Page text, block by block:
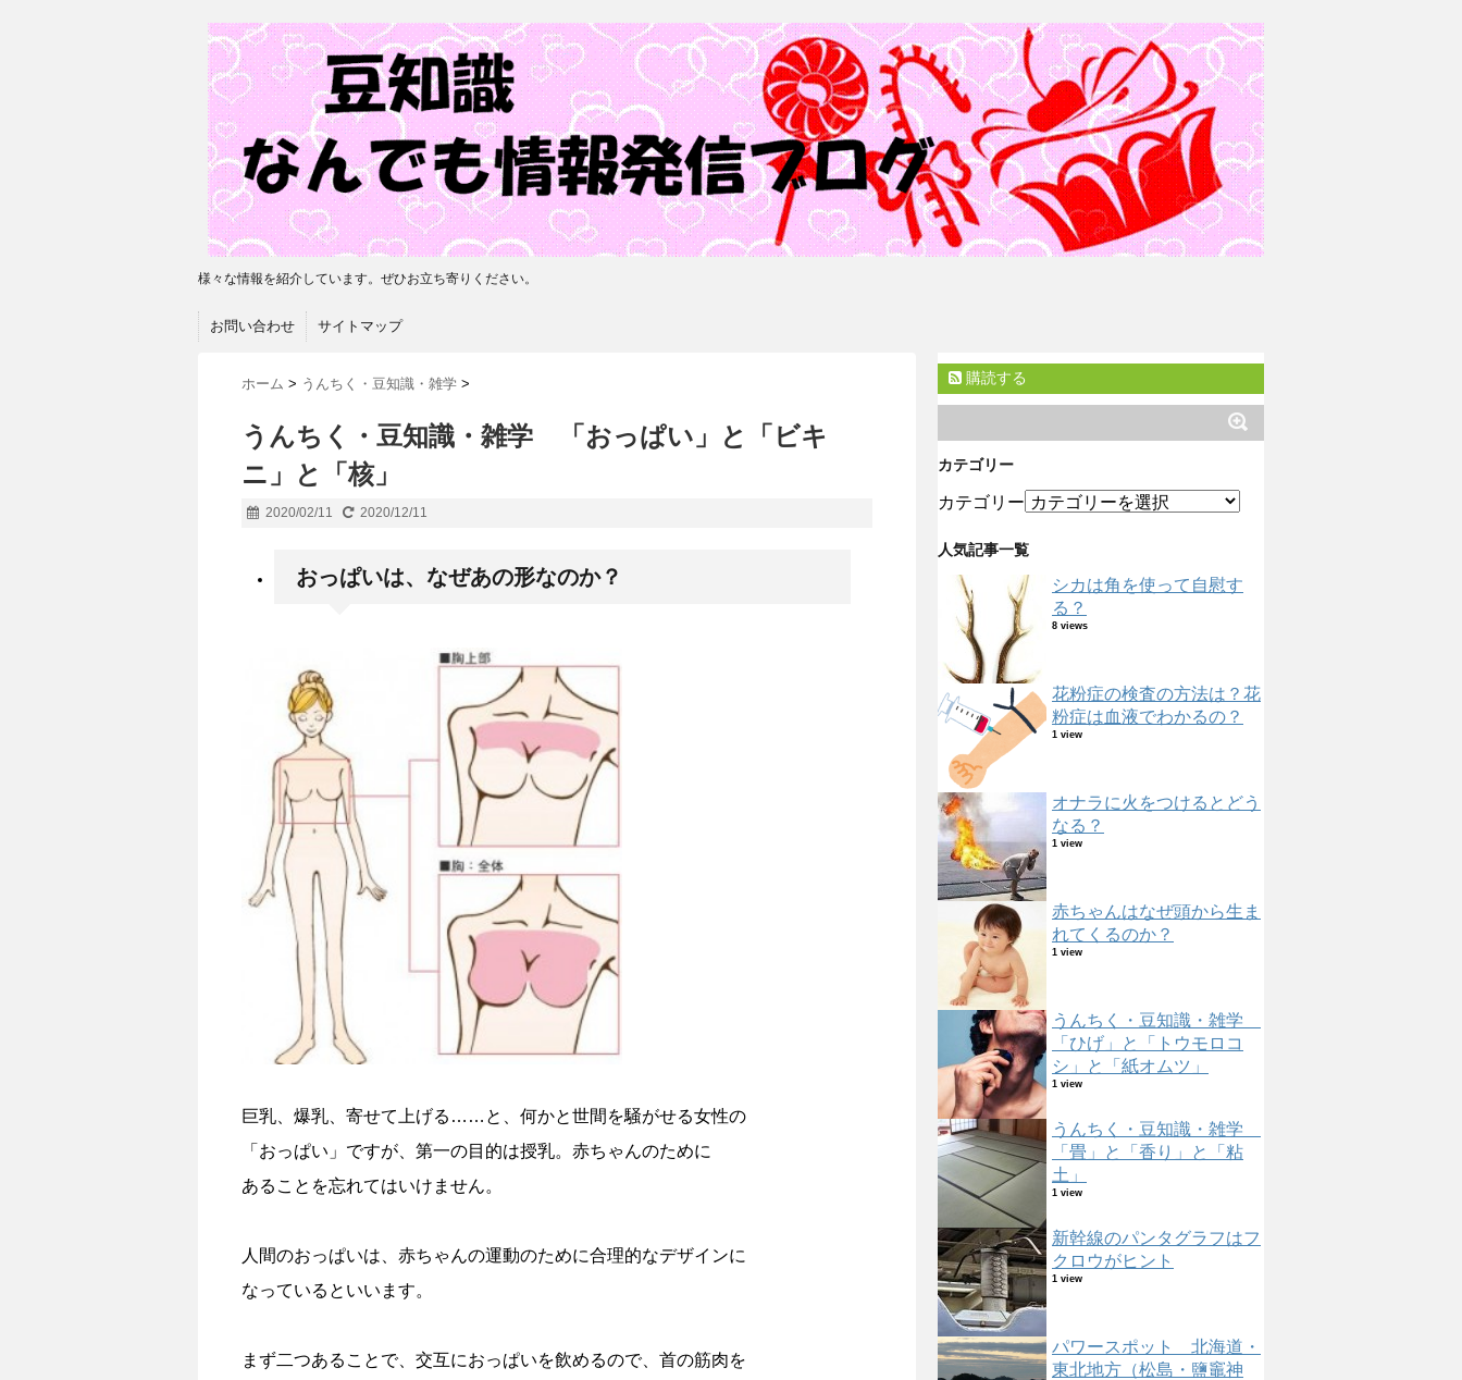
様々な情報を紹介しています。ぜひお立ち寄りください。
お問い合わせ サイトマップ
ホーム > うんちく・豆知識・雑学 >
うんちく・豆知識・雑学 「おっぱい」と「ビキ
ニ」と「核」
2020/02/11 2020/12/11
おっぱいは、なぜあの形なのか？
巨乳、爆乳、寄せて上げる……と、何かと世間を騒がせる女性の
「おっぱい」ですが、第一の目的は授乳。赤ちゃんのために
あることを忘れてはいけません。
人間のおっぱいは、赤ちゃんの運動のために合理的なデザインに
なっているといいます。
まず二つあることで、交互におっぱいを飲めるので、首の筋肉を
購読する
カテゴリー
カテゴリー
人気記事一覧
シカは角を使って自慰す
る？
8 views
花粉症の検査の方法は？花
粉症は血液でわかるの？
1 view
オナラに火をつけるとどう
なる？
1 view
赤ちゃんはなぜ頭から生ま
れてくるのか？
1 view
うんちく・豆知識・雑学
「ひげ」と「トウモロコ
シ」と「紙オムツ」
1 view
うんちく・豆知識・雑学
「畳」と「香り」と「粘
土」
1 view
新幹線のパンタグラフはフ
クロウがヒント
1 view
パワースポット 北海道・
東北地方（松島・鹽竈神